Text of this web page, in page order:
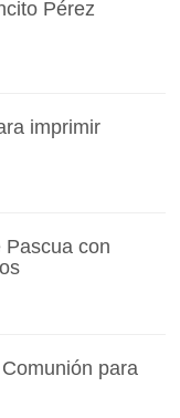
Pérez
imprimir
Pascua con
para